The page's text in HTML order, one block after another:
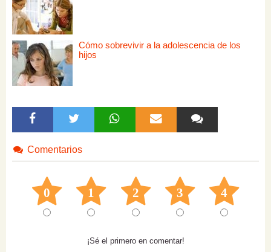
Cómo sobrevivir a la adolescencia de los
hijos
Comentarios
0 1 2 3 4
¡Sé el primero en comentar!